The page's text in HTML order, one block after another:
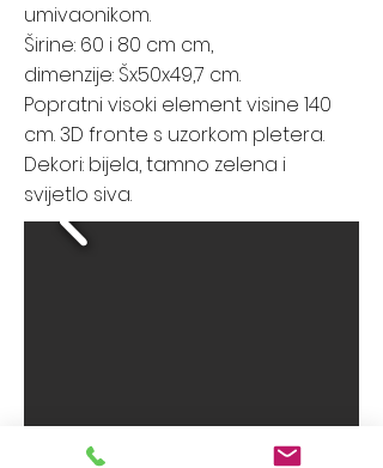
umivaonikom.
Širine: 60 i 80 cm cm,
dimenzije: Šx50x49,7 cm.
Popratni visoki element visine 140
cm. 3D fronte s uzorkom pletera.
Dekori: bijela, tamno zelena i
svijetlo siva.​